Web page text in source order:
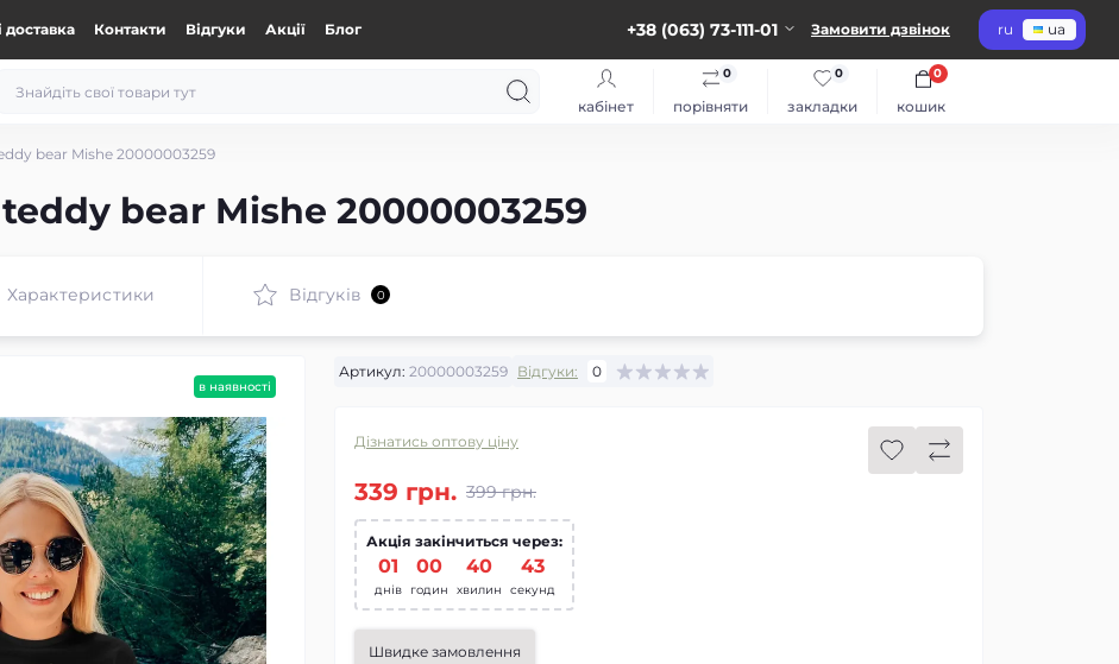
доставка Контакти Відгуки Акції Блог +38 (063) 73-111-01 Замовити дзвінок ru ua
кабінет порівняти
0
закладки
0
кошик
0
bear Mishe 20000003259
bear Mishe 20000003259
Характеристики Відгуків 0
в наявності
Артикул: 20000003259 Відгуки: 0
Дізнатись оптову ціну
399 грн.
339 грн.
Акція закінчиться через:
01
днів
00
годин
40
хвилин
42
секунд
Швидке замовлення